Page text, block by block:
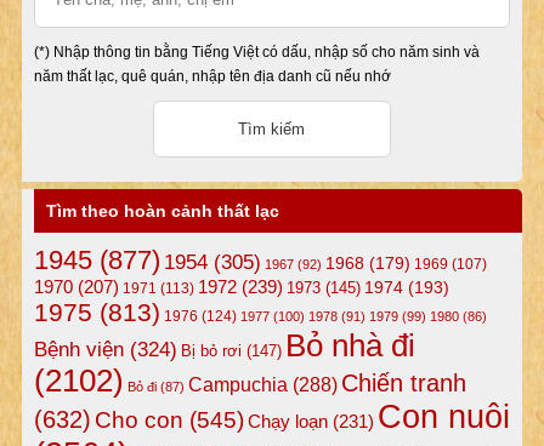
(*) Nhập thông tin bằng Tiếng Việt có dấu, nhập số cho năm sinh và
năm thất lạc, quê quán, nhập tên địa danh cũ nếu nhớ
Tìm theo hoàn cảnh thất lạc
1945(877) 1954(305) 1967(92) 1968(179) 1969 (107)
1970(207) 1971 (113) 1972(239) 1973(145) 1974(193)
1975 (813) 1976 (124) 1977(100) 1978(91) 1979(99) 1980(86)
Bệnh viện(324) Bị bỏ rơi (147) Bỏ nhà đi
(2102) Bỏ đi(87) Campuchia (288) Chiến tranh
(632) Cho con (545)Chạy loạn(231) Con nuôi